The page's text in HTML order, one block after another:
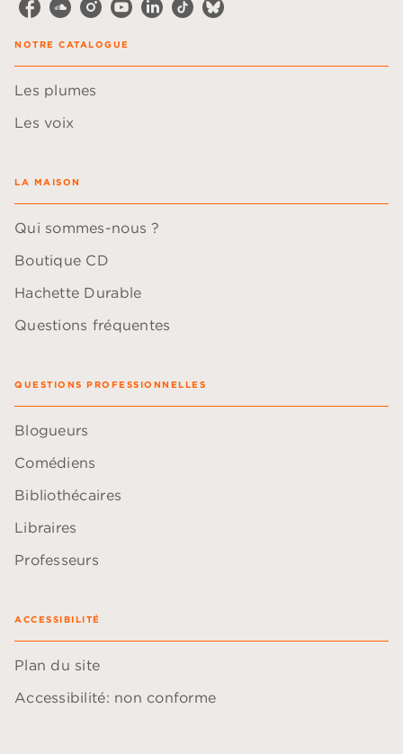
NOTRE CATALOGUE
Les plumes
Les voix
LA MAISON
Qui sommes-nous ?
Boutique CD
Hachette Durable
Questions fréquentes
QUESTIONS PROFESSIONNELLES
Blogueurs
Comédiens
Bibliothécaires
Libraires
Professeurs
ACCESSIBILITÉ
Plan du site
Accessibilité: non conforme